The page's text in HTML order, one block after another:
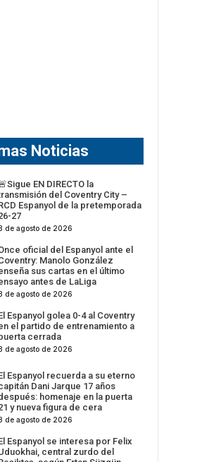
Noticias
EN DIRECTO la
del Coventry City –
Espanyol de la pretemporada
27
de agosto de 2026
oficial del Espanyol ante el
Manolo González
sus cartas en el último
antes de LaLiga
de agosto de 2026
Espanyol golea 0-4 al Coventry
el partido de entrenamiento a
cerrada
de agosto de 2026
Espanyol recuerda a su eterno
Dani Jarque 17 años
homenaje en la puerta
y nueva figura de cera
de agosto de 2026
Espanyol se interesa por Felix
central zurdo del